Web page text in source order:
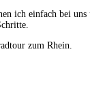
ich einfach bei
zum Rhein.